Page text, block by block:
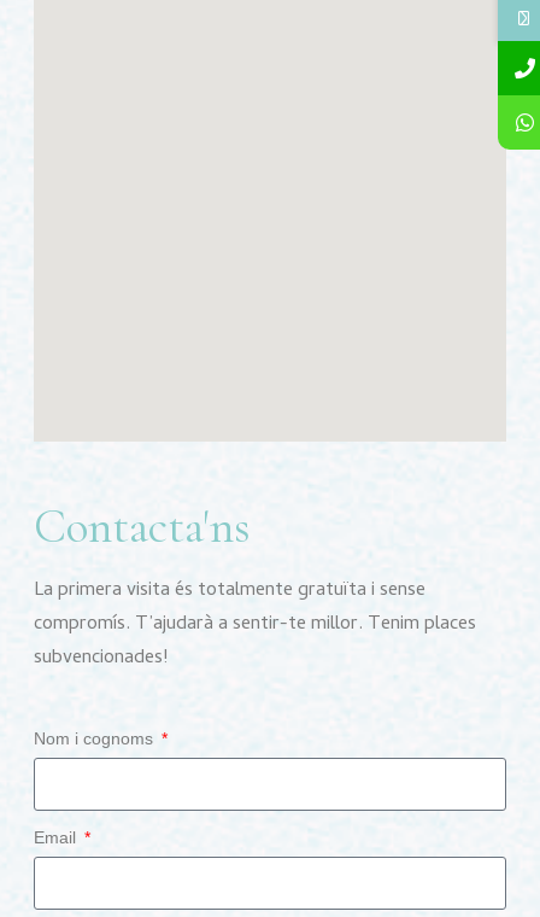
Contacta'ns
La primera visita és totalmente gratuïta i sense
compromís. T’ajudarà a sentir-te millor. Tenim places
subvencionades!
Nom i cognoms
Email